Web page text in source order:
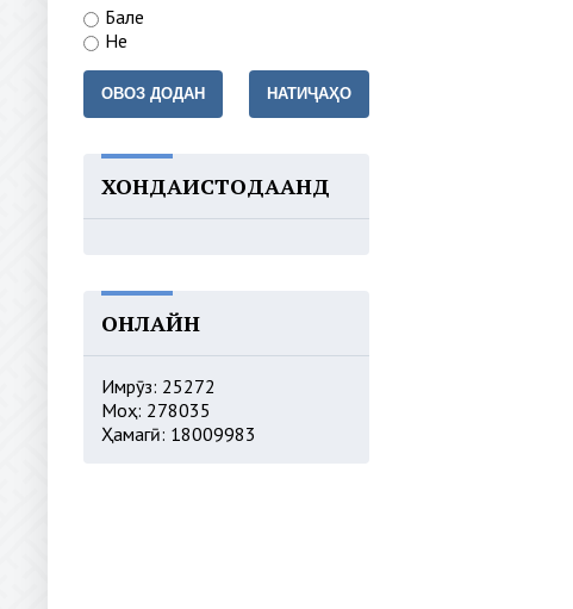
Бале
Не
ОВОЗ ДОДАН НАТИҶАҲО
ХОНДАИСТОДААНД
ОНЛАЙН
Имрӯз: 25272
Моҳ: 278035
Ҳамагӣ: 18009983